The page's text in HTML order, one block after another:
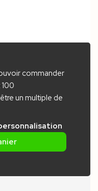
commander
un multiple de